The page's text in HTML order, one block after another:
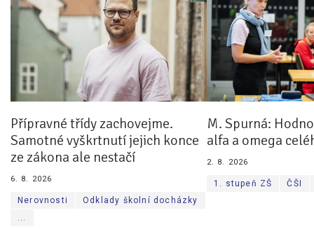
Přípravné třídy zachovejme.
Samotné vyškrtnutí jejich konce
ze zákona ale nestačí
6. 8. 2026
Nerovnosti
Odklady školní docházky
...
M. Spurná:
alfa a omega
2. 8. 2026
1. stupeň ZŠ ČŠI